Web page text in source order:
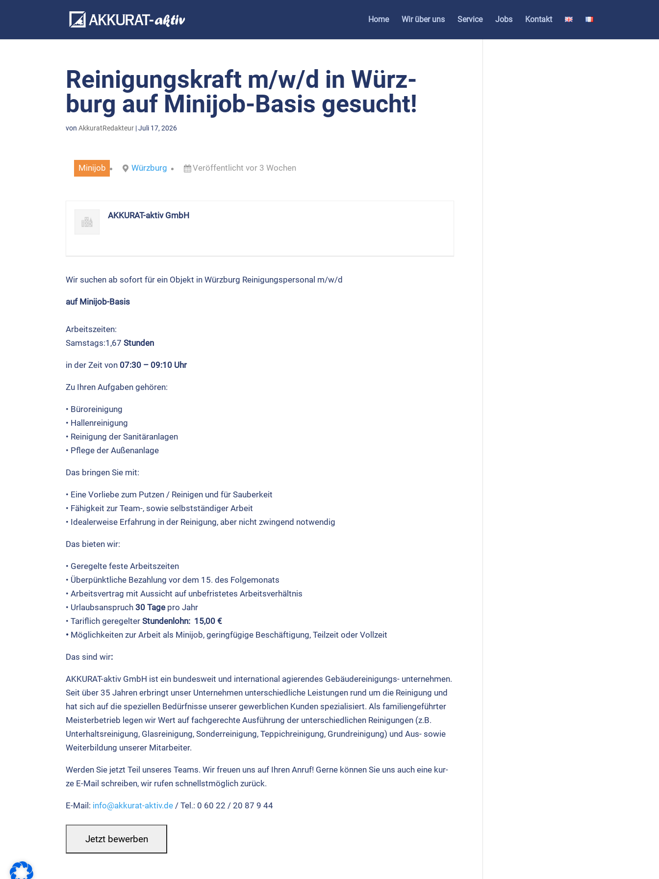
Home Wir über uns Ser­vice Jobs Kon­takt
Rei­ni­gungs­kraft m/w/d in Würz­
burg auf Mini­job-Basis gesucht!
vonAkkuratRedakteur |Juli 17, 2026
Mini­job Würz­burg Ver­öf­fent­licht vor 3 Wochen
AKKU­RAT-aktiv GmbH
Wir suchen ab sofort für ein Objekt in Würz­burg Rei­ni­gungs­per­so­nal m/w/d
auf Mini­job-Basis
Arbeits­zei­ten:
Samstags:1,67 Stun­den
in der Zeit von 07:30 – 09:10 Uhr
Zu Ihren Auf­ga­ben gehö­ren:
• Büro­rei­ni­gung
• Hal­len­rei­ni­gung
• Rei­ni­gung der Sani­tär­an­la­gen
• Pfle­ge der Außen­an­la­ge
Das brin­gen Sie mit:
• Eine Vor­lie­be zum Put­zen / Rei­ni­gen und für Sau­ber­keit
• Fähig­keit zur Team‑, sowie selbst­stän­di­ger Arbeit
• Idea­ler­wei­se Erfah­rung in der Rei­ni­gung, aber nicht zwin­gend not­wen­dig
Das bie­ten wir:
• Gere­gel­te fes­te Arbeits­zei­ten
• Über­pünkt­li­che Bezah­lung vor dem 15. des Fol­ge­mo­nats
• Arbeits­ver­trag mit Aus­sicht auf unbe­fris­te­tes Arbeits­ver­hält­nis
• Urlaubs­an­spruch30 Tage pro Jahr
• Tarif­lich gere­gel­terStun­den­lohn: 15,00 €
• Mög­lich­kei­ten zur Arbeit als Mini­job, gering­fü­gi­ge Beschäf­ti­gung, Teil­zeit oder Voll­zeit
Das sind wir:
AKKU­RAT-aktiv GmbH ist ein bun­des­weit und inter­na­tio­nal agie­ren­des Gebäu­de­rei­ni­gungs- unter­neh­men.
Seit über 35 Jah­ren erbringt unser Unter­neh­men unter­schied­li­che Leis­tun­gen rund um die Rei­ni­gung und
hat sich auf die spe­zi­el­len Bedürf­nis­se unse­rer gewerb­li­chen Kun­den spe­zia­li­siert. Als fami­li­en­ge­führ­ter
Meis­ter­be­trieb legen wir Wert auf fach­ge­rech­te Aus­füh­rung der unter­schied­li­chen Rei­ni­gun­gen (z.B.
Unter­halts­rei­ni­gung, Glas­rei­ni­gung, Son­der­rei­ni­gung, Tep­pich­rei­ni­gung, Grund­rei­ni­gung) und Aus- sowie
Wei­ter­bil­dung unse­rer Mit­ar­bei­ter.
Wer­den Sie jetzt Teil unse­res Teams. Wir freu­en uns auf Ihren Anruf! Ger­ne kön­nen Sie uns auch eine kur­
ze E‑Mail schrei­ben, wir rufen schnellst­mög­lich zurück.
E‑Mail: info@akkurat-aktiv.de / Tel.: 0 60 22 / 20 87 9 44